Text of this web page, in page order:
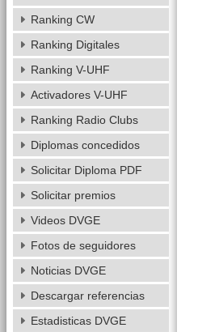
Ranking CW
Ranking Digitales
Ranking V-UHF
Activadores V-UHF
Ranking Radio Clubs
Diplomas concedidos
Solicitar Diploma PDF
Solicitar premios
Videos DVGE
Fotos de seguidores
Noticias DVGE
Descargar referencias
Estadisticas DVGE